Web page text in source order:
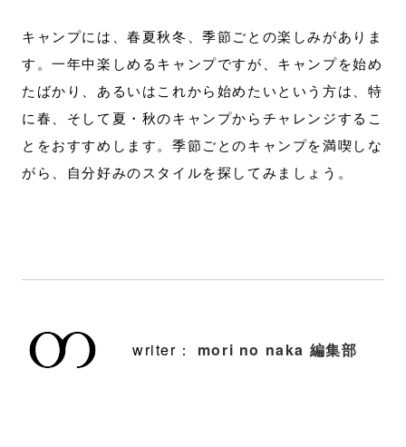
キャンプには、春夏秋冬、季節ごとの楽しみがありま
す。一年中楽しめるキャンプですが、キャンプを始め
たばかり、あるいはこれから始めたいという方は、特
に春、そして夏・秋のキャンプからチャレンジするこ
とをおすすめします。季節ごとのキャンプを満喫しな
がら、自分好みのスタイルを探してみましょう。
writer： mori no naka 編集部